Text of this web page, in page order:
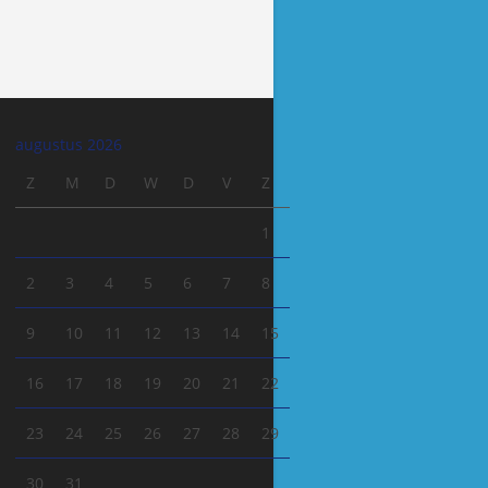
augustus 2026
Z
M D W D V Z
1
2 3 4 5 6 7 8
9 10 11 12 13 14 15
16 17 18 19 20 21 22
23 24 25 26 27 28 29
30 31